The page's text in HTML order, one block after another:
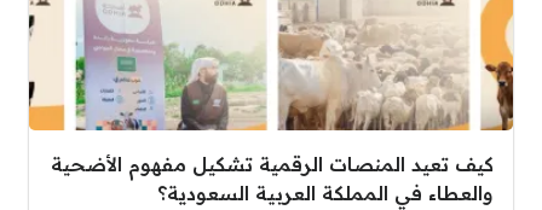
كيف تعيد المنصات الرقمية تشكيل مفهوم الأضحية
والعطاء في المملكة العربية السعودية؟